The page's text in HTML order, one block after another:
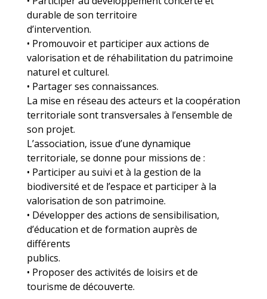
durable de son territoire
d’intervention.
• Promouvoir et participer aux actions de
valorisation et de réhabilitation du patrimoine
naturel et culturel.
• Partager ses connaissances.
La mise en réseau des acteurs et la coopération
territoriale sont transversales à l’ensemble de
son projet.
L’association, issue d’une dynamique
territoriale, se donne pour missions de :
• Participer au suivi et à la gestion de la
biodiversité et de l’espace et participer à la
valorisation de son patrimoine.
• Développer des actions de sensibilisation,
d’éducation et de formation auprès de
différents
publics.
• Proposer des activités de loisirs et de
tourisme de découverte.